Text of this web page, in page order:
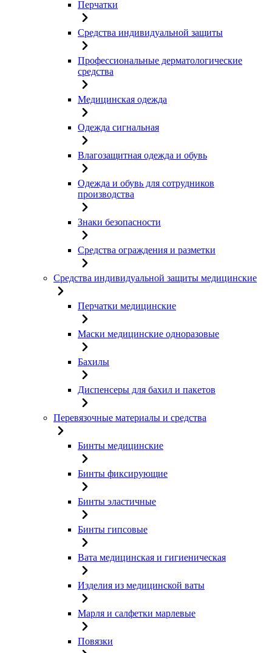
Перчатки
Средства индивидуальной защиты
Профессиональные дерматологические
средства
Медицинская одежда
Одежда сигнальная
Влагозащитная одежда и обувь
Одежда и обувь для сотрудников
производства
Знаки безопасности
Средства ограждения и разметки
Средства индивидуальной защиты медицинские
Перчатки медицинские
Маски медицинские одноразовые
Бахилы
Диспенсеры для бахил и пакетов
Перевязочные материалы и средства
Бинты медицинские
Бинты фиксирующие
Бинты эластичные
Бинты гипсовые
Вата медицинская и гигиеническая
Изделия из медицинской ваты
Марля и салфетки марлевые
Повязки